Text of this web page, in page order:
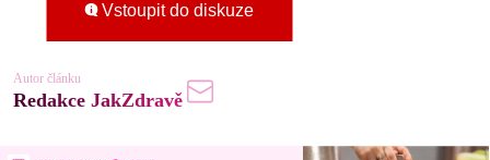
Vstoupit do diskuze
Autor článku
Redakce JakZdravě